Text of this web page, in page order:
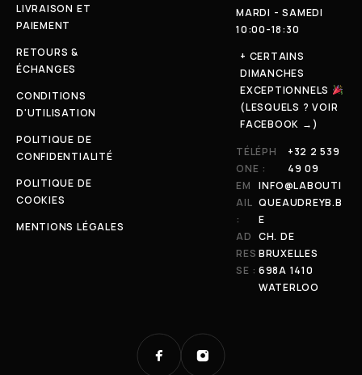
LIVRAISON ET
PAIEMENT
RETOURS &
ÉCHANGES
CONDITIONS
D'UTILISATION
POLITIQUE DE
CONFIDENTIALITÉ
POLITIQUE DE
COOKIES
MENTIONS LÉGALES
MARDI - SAMEDI
10:00-18:30
+ CERTAINS
DIMANCHES
EXCEPTIONNELS
(LESQUELS ? VOIR
FACEBOOK →)
TÉLÉPH
ONE :
+32 2 539
49 09
EM
AIL
:
INFO@LABOUTI
QUEAUDREYB.B
E
AD
RES
SE :
CH. DE
BRUXELLES
698A 1410
WATERLOO